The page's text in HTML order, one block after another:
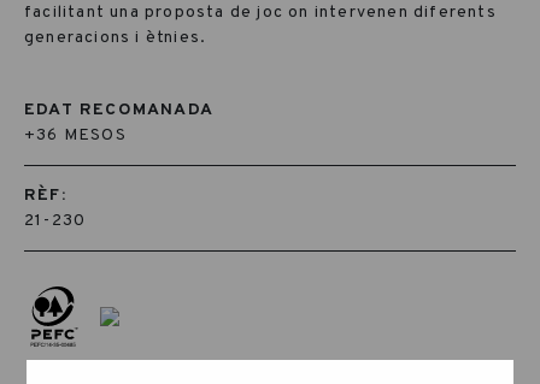
facilitant una proposta de joc on intervenen diferents
generacions i ètnies.
EDAT RECOMANADA
+36 MESOS
RÈF:
21-230